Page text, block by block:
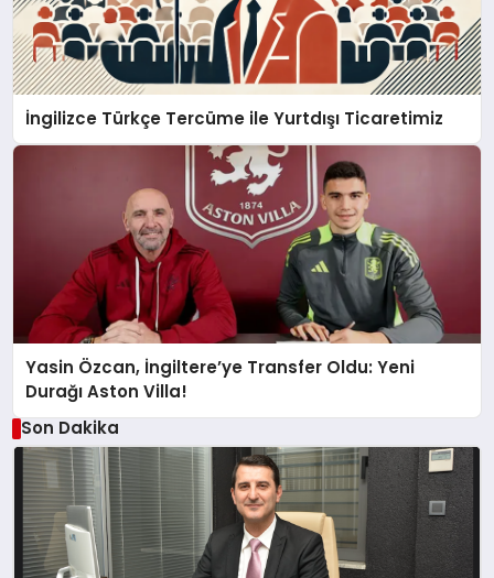
İngilizce Türkçe Tercüme ile Yurtdışı Ticaretimiz
Yasin Özcan, İngiltere’ye Transfer Oldu: Yeni
Durağı Aston Villa!
Son Dakika